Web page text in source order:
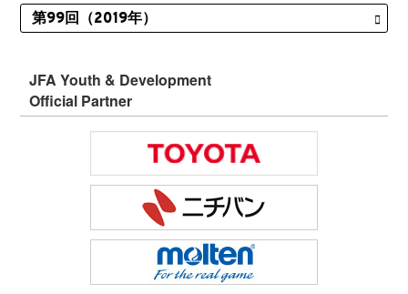
JFA Youth & Development
Official Partner